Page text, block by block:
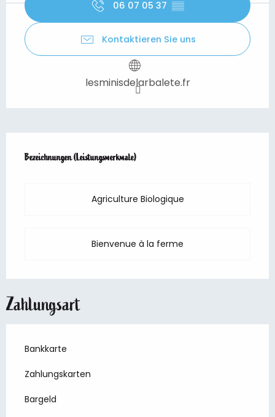
06 07 05 37 ▒▒
Kontaktieren Sie uns
lesminisdelarbalete.fr
Bezeichnungen (Leistungsmerkmale)
Bezeichnungen (Leistungsmerkmale)
Agriculture Biologique
Bienvenue à la ferme
Zahlungsart
Bankkarte
Zahlungskarten
Bargeld